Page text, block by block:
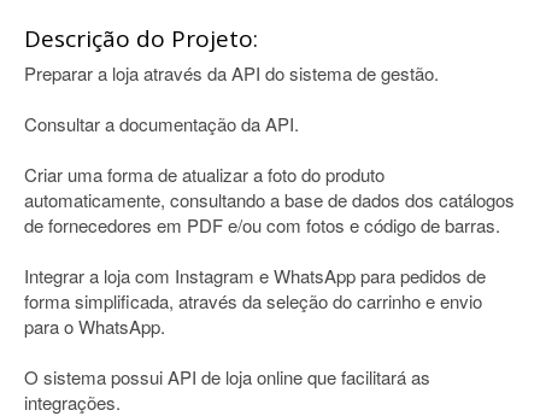
Descrição do Projeto:
Preparar a loja através da API do sistema de gestão.
Consultar a documentação da API.
Criar uma forma de atualizar a foto do produto
automaticamente, consultando a base de dados dos catálogos
de fornecedores em PDF e/ou com fotos e código de barras.
Integrar a loja com Instagram e WhatsApp para pedidos de
forma simplificada, através da seleção do carrinho e envio
para o WhatsApp.
O sistema possui API de loja online que facilitará as
integrações.